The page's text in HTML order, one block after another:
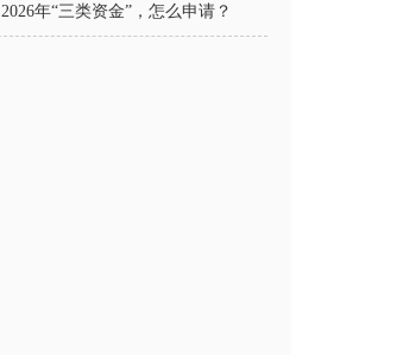
2026年“三类资金”，怎么申请？